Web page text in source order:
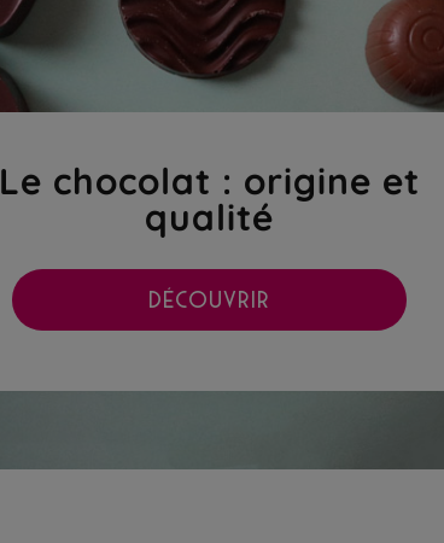
Le chocolat : origine et
qualité
DÉCOUVRIR